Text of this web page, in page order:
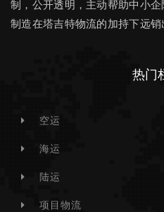
制，公开透明，主动帮助中小
制造在塔吉特物流的加持下远销
热门
空运
海运
陆运
项目物流